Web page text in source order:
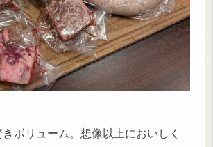
ボリューム。想像以上においしく